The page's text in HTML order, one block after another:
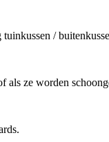
/
als ze worden